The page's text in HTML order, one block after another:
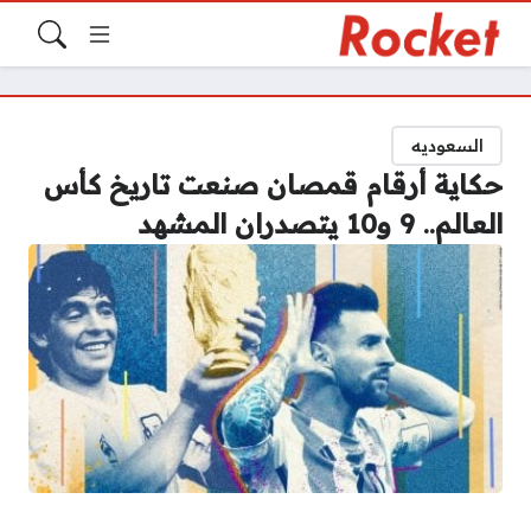
السعوديه
حكاية أرقام قمصان صنعت تاريخ كأس
العالم.. 9 و10 يتصدران المشهد